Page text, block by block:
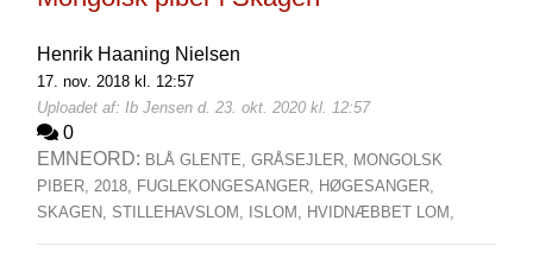
Henrik Haaning Nielsen
17. nov. 2018 kl. 12:57
Uploadet af: Ib Jensen d. 23. okt. 2020 kl. 12:57
0
EMNEORD: BLÅ GLENTE, GRÅSEJLER, MONGOLSK
PIBER, 2018, FUGLEKONGESANGER, HØGESANGER,
SKAGEN, STILLEHAVSLOM, ISLOM, HVIDNÆBBET LOM,